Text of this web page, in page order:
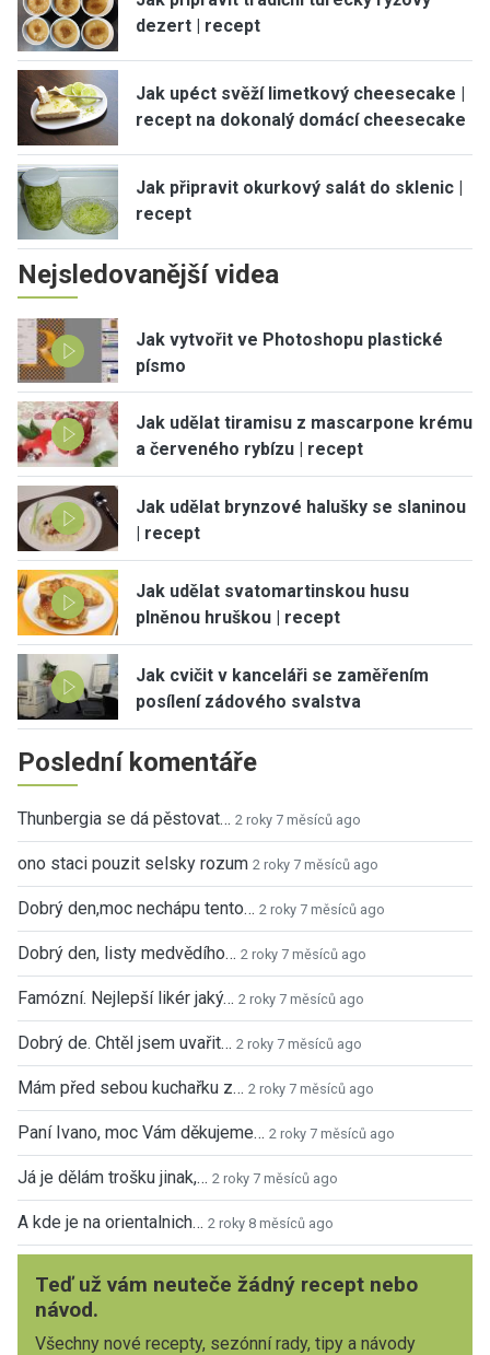
dezert | recept
Jak upéct svěží limetkový cheesecake |
recept na dokonalý domácí cheesecake
Jak připravit okurkový salát do sklenic |
recept
Nejsledovanější videa
Jak vytvořit ve Photoshopu plastické
písmo
Jak udělat tiramisu z mascarpone krému
a červeného rybízu | recept
Jak udělat brynzové halušky se slaninou
| recept
Jak udělat svatomartinskou husu
plněnou hruškou | recept
Jak cvičit v kanceláři se zaměřením
posílení zádového svalstva
Poslední komentáře
Thunbergia se dá pěstovat… 2 roky 7 měsíců ago
ono staci pouzit selsky rozum 2 roky 7 měsíců ago
Dobrý den,moc nechápu tento… 2 roky 7 měsíců ago
Dobrý den, listy medvědího… 2 roky 7 měsíců ago
Famózní. Nejlepší likér jaký… 2 roky 7 měsíců ago
Dobrý de. Chtěl jsem uvařit… 2 roky 7 měsíců ago
Mám před sebou kuchařku z… 2 roky 7 měsíců ago
Paní Ivano, moc Vám děkujeme… 2 roky 7 měsíců ago
Já je dělám trošku jinak,… 2 roky 7 měsíců ago
A kde je na orientalnich… 2 roky 8 měsíců ago
Teď už vám neuteče žádný recept nebo
návod.
Všechny nové recepty, sezónní rady, tipy a návody